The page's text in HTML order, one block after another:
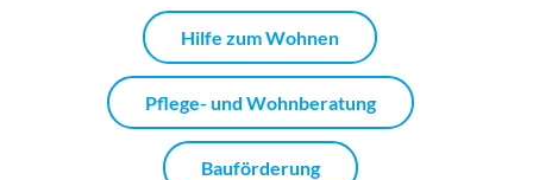
Hilfe zum Wohnen
Pflege- und Wohnberatung
Bauförderung